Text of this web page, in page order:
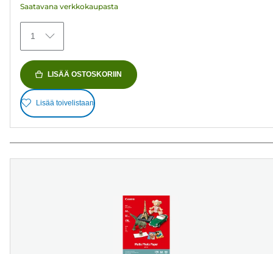
Saatavana verkkokaupasta
1
LISÄÄ OSTOSKORIIN
Lisää toivelistaan